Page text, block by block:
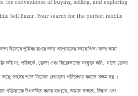
the convenience of buying, selling, and exploring
Sell Bazar. Your search for the perfect mobile
ভূমিকা রাখার জন্য আপনাদের সহযোগিতা সর্বদা কাম্য ।
করি না; পরিবর্তে, ক্রেতা এবং বিক্রেতাদের সংযুক্ত করি, যাতে ক্রেতা
করে; তাদের শর্তে নিজেরা লেনদেন পরিচালনা করতে সক্ষম হয় ।
উৎসাহিত করার মাধ্যমে, আমরা স্বচ্ছতা, বিশ্বাস এবং